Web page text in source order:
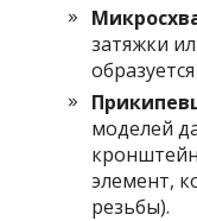
затяжки
моделей
элемент,
резьбы).